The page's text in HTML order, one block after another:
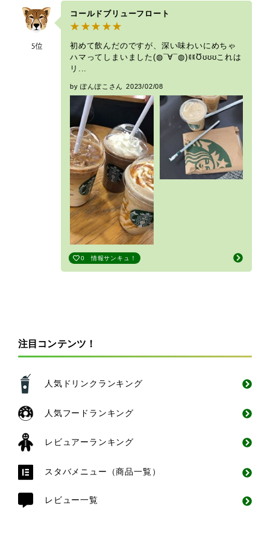
コールドブリューフロート
初めて飲んだのですが、深い味わいにめちゃ
ハマってしまいました(◍¯∀¯◍)ꉂꉂƱʊʊʊこれは
リ...
by ぽんぽこさん 2023/02/08
0 情報サンキュ！
注目コンテンツ！
人気ドリンクランキング
人気フードランキング
レビュアーランキング
スタバメニュー（商品一覧）
レビュー一覧